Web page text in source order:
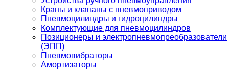
Краны и клапаны с пневмоприводом
Пневмоцилиндры и гидроцилиндры
Комплектующие для пневмоцилиндров
Позиционеры и электропневмопреобразователи
(ЭПП)
Пневмовибраторы
Амортизаторы